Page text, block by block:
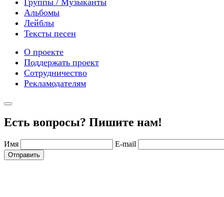
Альбомы
Лейблы
Тексты песен
О проекте
Поддержать проект
Сотрудничество
Рекламодателям
Есть вопросы? Пишите нам!
Имя E-mail